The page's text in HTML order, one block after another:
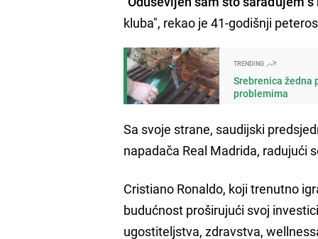
kluba", rekao je 41-godišnji
TRENDING
Srebrenica žedna
problemima
Sa svoje strane, saudijski
napadača Real Madrida, radujući
Cristiano Ronaldo, koji trenutno
budućnost proširujući svoj
ugostiteljstva, zdravstva,